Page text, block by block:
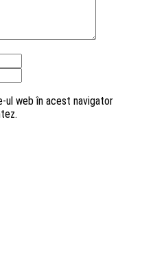
ul web în acest navigator